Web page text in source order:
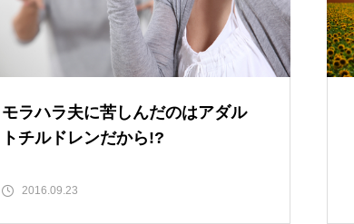
モラハラ夫に苦しんだのはアダル
トチルドレンだから!?
2016.09.23